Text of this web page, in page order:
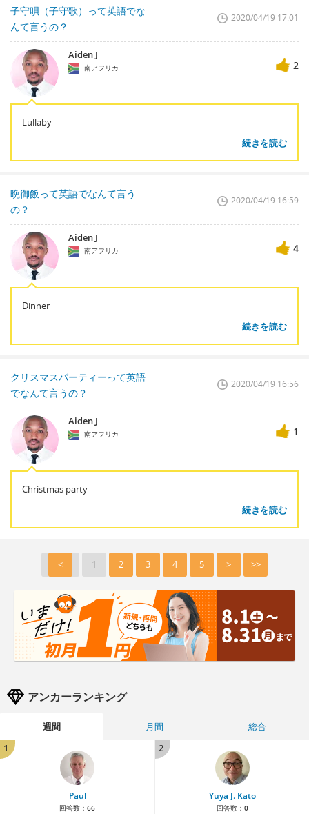
子守唄（子守歌）って英語でな
んて言うの？
2020/04/19 17:01
Aiden J
南アフリカ 2
Lullaby
続きを読む
晩御飯って英語でなんて言う
の？
2020/04/19 16:59
Aiden J
南アフリカ 4
Dinner
続きを読む
クリスマスパーティーって英語
でなんて言うの？
2020/04/19 16:56
Aiden J
南アフリカ 1
Christmas party
続きを読む
< 1 2 3 4 5 > >>
アンカーランキング
週間 月間
総合
1
Paul
回答数： 66
2
Yuya J. Kato
回答数： 0